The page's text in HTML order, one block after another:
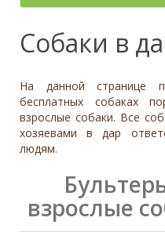
Средний
Тип
Семейная
Охотничья
Палевый
Серый
Дополнительные
Черный
Белый
Серый
Палевый
Рыжий
Нет
Отношение к детям
Равнодушное
Отношение к
Доброжелательное
Равнодушное
Может проявить
Отношение к
Доброжелательное
- неважно -
Приучен к поводку
- неважно -
Дрессировка
Да
- неважно -
Необычный окрас
Отдаётся в
- не уточнено -
Собаки в
На данной странице
бесплатных собаках
взрослые собаки. Все
хозяевами в дар
людям.
взрослые